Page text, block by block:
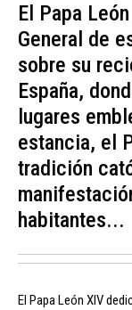
El Papa
General de
sobre su
España,
lugares
estancia, el
tradición
habitantes...
El Papa León XIV